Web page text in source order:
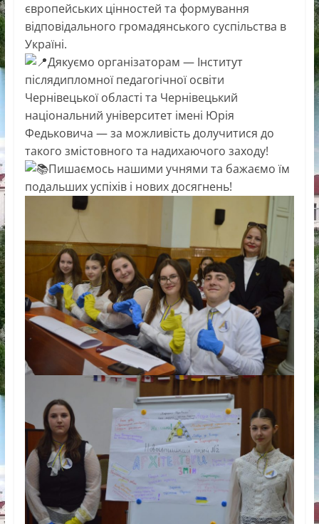
європейських цінностей та формування
відповідального громадянського суспільства в
Україні.
Дякуємо організаторам — Інститут
післядипломної педагогічної освіти
Чернівецької області та Чернівецький
національний університет імені Юрія
Федьковича — за можливість долучитися до
такого змістовного та надихаючого заходу!
Пишаємось нашими учнями та бажаємо їм
подальших успіхів і нових досягнень!